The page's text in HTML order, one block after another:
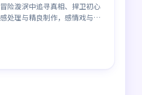
险漩涡中追寻真相、捍卫初心
处理与精良制作，感情戏与动